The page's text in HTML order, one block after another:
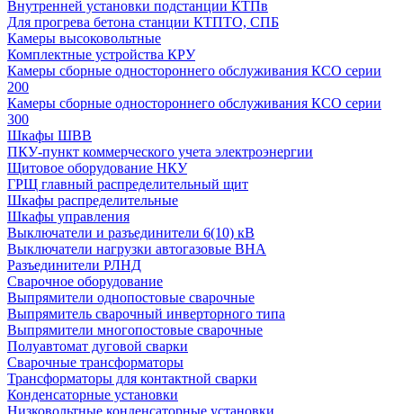
Внутренней установки подстанции КТПв
Для прогрева бетона станции КТПТО, СПБ
Камеры высоковольтные
Комплектные устройства КРУ
Камеры сборные одностороннего обслуживания КСО серии
200
Камеры сборные одностороннего обслуживания КСО серии
300
Шкафы ШВВ
ПКУ-пункт коммерческого учета электроэнергии
Щитовое оборудование НКУ
ГРЩ главный распределительный щит
Шкафы распределительные
Шкафы управления
Выключатели и разъединители 6(10) кВ
Выключатели нагрузки автогазовые ВНА
Разъединители РЛНД
Сварочное оборудование
Выпрямители однопостовые сварочные
Выпрямитель сварочный инверторного типа
Выпрямители многопостовые сварочные
Полуавтомат дуговой сварки
Сварочные трансформаторы
Трансформаторы для контактной сварки
Конденсаторные установки
Низковольтные конденсаторные установки